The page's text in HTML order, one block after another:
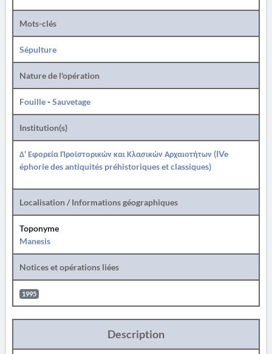
Mots-clés
Sépulture
Nature de l'opération
Fouille-Sauvetage
Institution(s)
Δ' Εφορεία Προϊστορικών και Κλασικών Αρχαιοτήτων (IVe
éphorie des antiquités préhistoriques et classiques)
Localisation / Informations géographiques
Toponyme
Manesis
Notices et opérations liées
1995
Description